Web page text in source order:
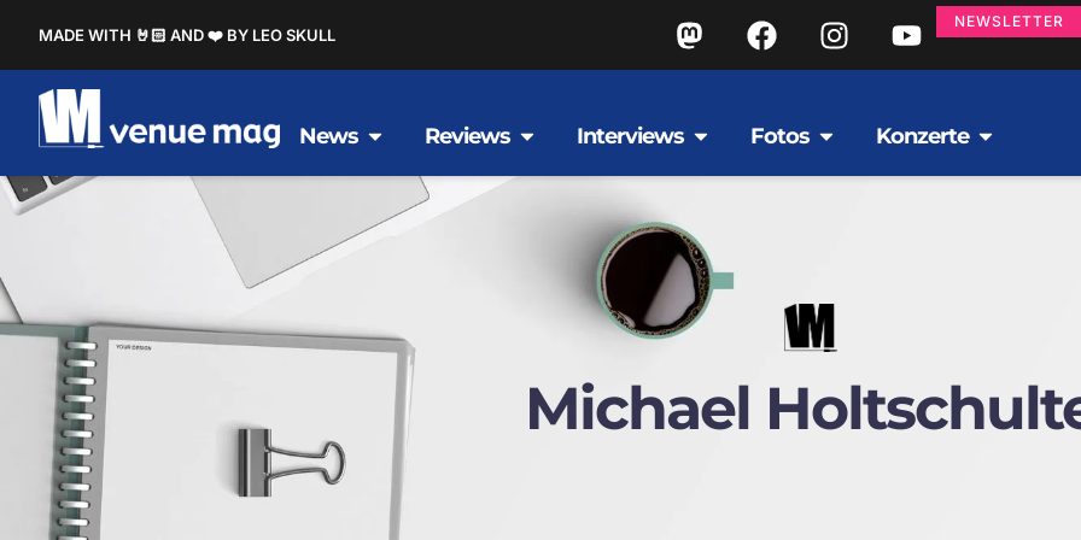
MADE WITH 🤘🏻 AND ❤️ BY LEO SKULL
NEWSLETTER
News Reviews Interviews Fotos Konzerte
Michael